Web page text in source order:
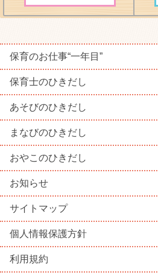
保育のお仕事“一年目”
保育士のひきだし
あそびのひきだし
まなびのひきだし
おやこ のひきだし
お知らせ
サイトマップ
個人情報保護方針
利用規約